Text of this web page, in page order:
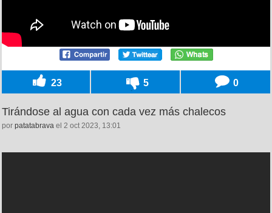
23 5 0
Tirándose al agua con cada vez más chalecos
por patatabrava el 2 oct 2023, 13:01